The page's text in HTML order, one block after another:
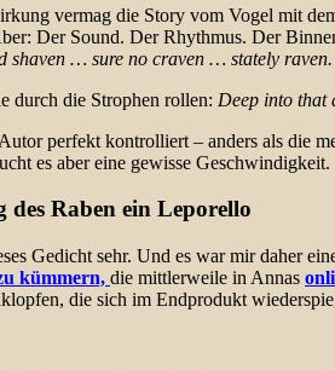
vermag die Story vom Vogel mit
Der Sound. Der Rhythmus. Der
shaven … sure no craven … stately raven.
durch die Strophen rollen: Deep into that
perfekt kontrolliert – anders als die
es aber eine gewisse Geschwindigkeit.
des Raben ein Leporello
Gedicht sehr. Und es war mir daher
kümmern, die mittlerweile in Annas
die sich im Endprodukt